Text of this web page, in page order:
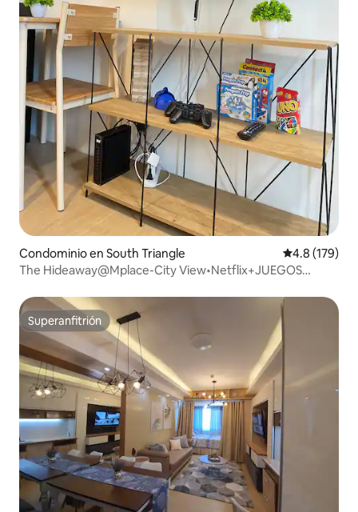
Condominio en South Triangle Calificación
4.8 (179)
The Hideaway@Mplace-City View•Netflix+JUEGOS
Superanfitrión
Superanfitrión